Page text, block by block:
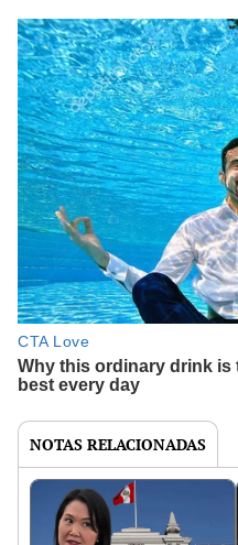
NOTAS RELACIONADAS